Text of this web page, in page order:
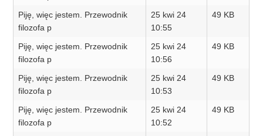
Piję, więc jestem. Przewodnik
filozofa p
25 kwi 24
10:55
49 KB
Piję, więc jestem. Przewodnik
filozofa p
25 kwi 24
10:56
49 KB
Piję, więc jestem. Przewodnik
filozofa p
25 kwi 24
10:53
49 KB
Piję, więc jestem. Przewodnik
filozofa p
25 kwi 24
10:52
49 KB